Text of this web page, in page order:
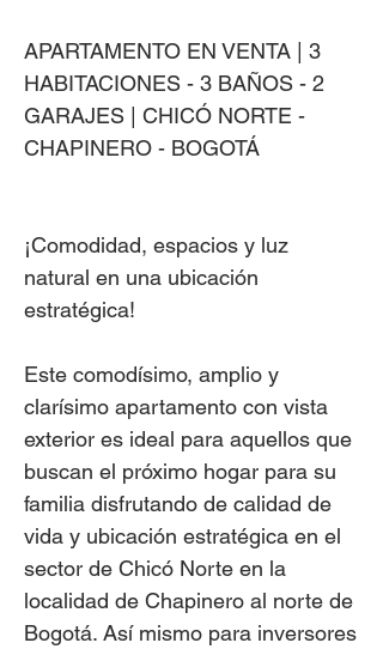
APARTAMENTO EN VENTA | 3
HABITACIONES - 3 BAÑOS - 2
GARAJES | CHICÓ NORTE -
CHAPINERO - BOGOTÁ
¡Comodidad, espacios y luz
natural en una ubicación
estratégica!
Este comodísimo, amplio y
clarísimo apartamento con vista
exterior es ideal para aquellos que
buscan el próximo hogar para su
familia disfrutando de calidad de
vida y ubicación estratégica en el
sector de Chicó Norte en la
localidad de Chapinero al norte de
Bogotá. Así mismo para inversores